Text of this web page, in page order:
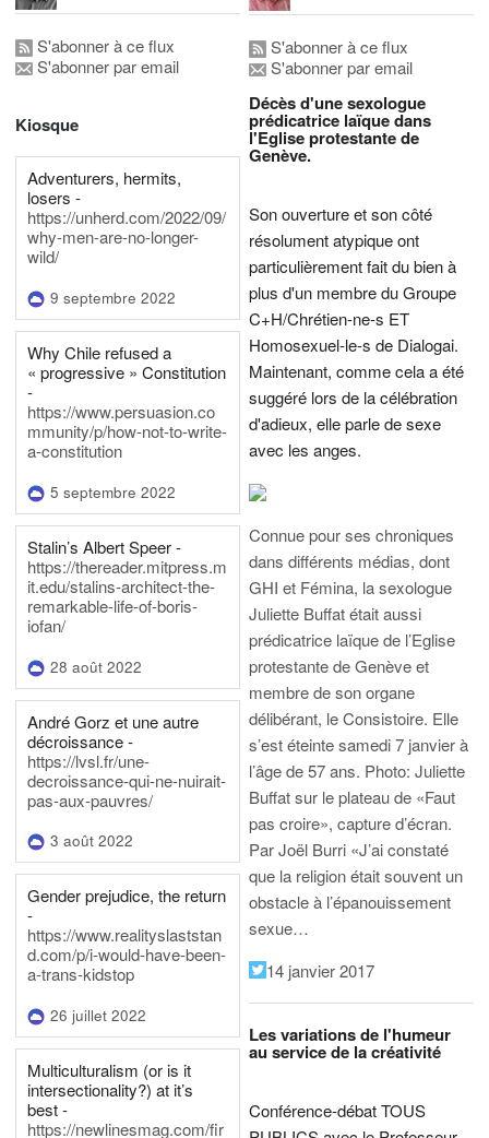
S'abonner à ce flux
S'abonner par email
Kiosque
Adventurers, hermits,
losers -
https://unherd.com/2022/09/
why-men-are-no-longer-
wild/
9 septembre 2022
Why Chile refused a
« progressive » Constitution
-
https://www.persuasion.co
mmunity/p/how-not-to-write-
a-constitution
5 septembre 2022
Stalin’s Albert Speer -
https://thereader.mitpress.m
it.edu/stalins-architect-the-
remarkable-life-of-boris-
iofan/
28 août 2022
André Gorz et une autre
décroissance -
https://lvsl.fr/une-
decroissance-qui-ne-nuirait-
pas-aux-pauvres/
3 août 2022
Gender prejudice, the return
-
https://www.realityslaststan
d.com/p/i-would-have-been-
a-trans-kidstop
26 juillet 2022
Multiculturalism (or is it
intersectionality?) at it’s
best -
https://newlinesmag.com/fir
S'abonner à ce flux
S'abonner par email
Décès d'une sexologue
prédicatrice laïque dans
l'Eglise protestante de
Genève.
Son ouverture et son côté
résolument atypique ont
particulièrement fait du bien à
plus d'un membre du Groupe
C+H/Chrétien-ne-s ET
Homosexuel-le-s de Dialogai.
Maintenant, comme cela a été
suggéré lors de la célébration
d'adieux, elle parle de sexe
avec les anges.
Connue pour ses chroniques
dans différents médias, dont
GHI et Fémina, la sexologue
Juliette Buffat était aussi
prédicatrice laïque de l’Eglise
protestante de Genève et
membre de son organe
délibérant, le Consistoire. Elle
s’est éteinte samedi 7 janvier à
l’âge de 57 ans. Photo: Juliette
Buffat sur le plateau de «Faut
pas croire», capture d’écran.
Par Joël Burri «J’ai constaté
que la religion était souvent un
obstacle à l’épanouissement
sexue…
14 janvier 2017
Les variations de l'humeur
au service de la créativité
Conférence-débat TOUS